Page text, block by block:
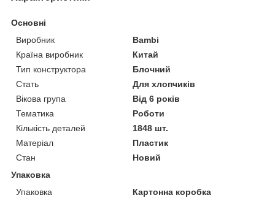
Основні
Виробник
Bambi
Країна виробник
Китай
Тип конструктора
Блочний
Стать
Для хлопчиків
Вікова група
Від 6 років
Тематика
Роботи
Кількість деталей
1848 шт.
Матеріал
Пластик
Стан
Новий
Упаковка
Упаковка
Картонна коробка